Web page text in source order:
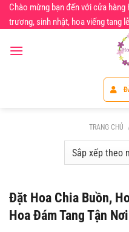
Chuyển
đến
dung
Chào mừng bạn đến với cửa
trương, sinh nhật, hoa viếng tang
TRANG CHỦ
Đặt Hoa Chia Buồn,
Hoa Đám Tang Tận Nơi